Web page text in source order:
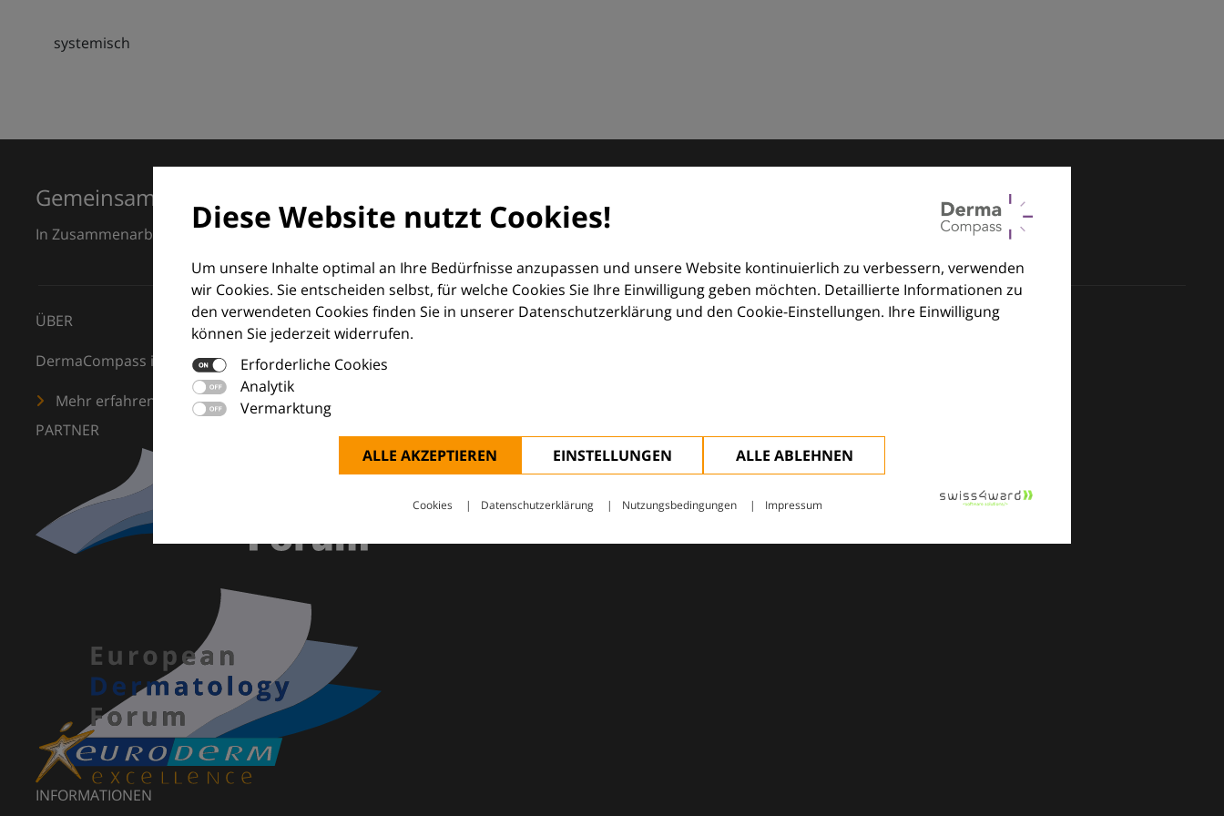
systemisch
Diese Website nutzt Cookies!
Um unsere Inhalte optimal an Ihre Bedürfnisse anzupassen und unsere Website kontinuierlich zu verbessern, verwenden
wir Cookies. Sie entscheiden selbst, für welche Cookies Sie Ihre Einwilligung geben möchten. Detaillierte Informationen zu
den verwendeten Cookies finden Sie in unserer Datenschutzerklärung und den Cookie-Einstellungen. Ihre Einwilligung
können Sie jederzeit widerrufen.
Erforderliche Cookies
Analytik
Vermarktung
ALLE AKZEPTIEREN EINSTELLUNGEN ALLE ABLEHNEN
Cookies Datenschutzerklärung Nutzungsbedingungen Impressum
Gemeinsam für Exzellenz in der Dermatologie
In Zusammenarbeit mit dem European Dermatology Forum (EDF) und Euroderm Excellence
ÜBER
DermaCompass ist Ihr digitaler Kompass für die Dermatologie – mit Wissen, Bildern und praktischen Tools für den klinischen Alltag.
Mehr erfahren
PARTNER
INFORMATIONEN